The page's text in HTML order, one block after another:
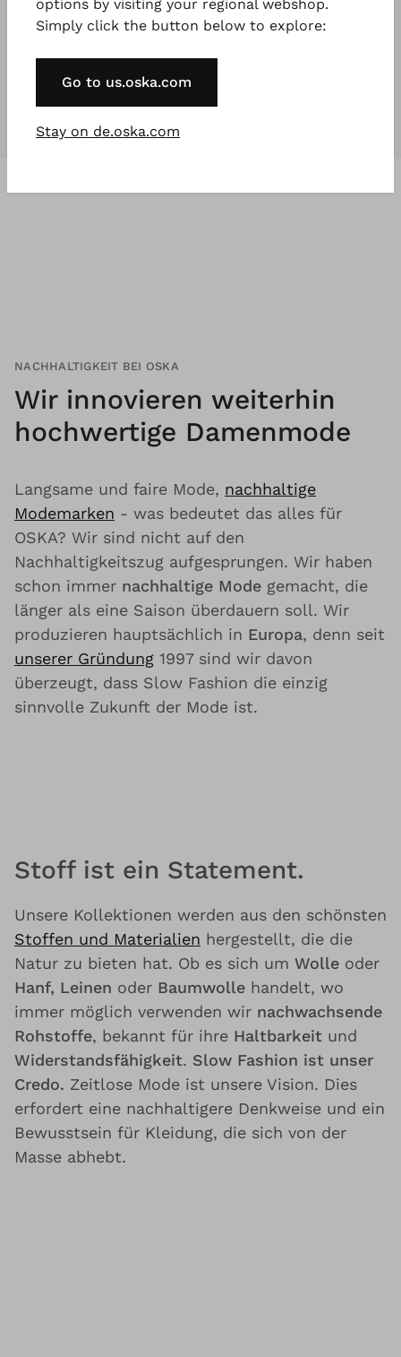
Unsere Kollektionensind fürjeden
der etwas Besonderes will.
NACHHALTIGKEIT BEI OSKA
Wir innovieren weiterhin
hochwertige Damenmode
Langsame und faire Mode, nachhaltige
Modemarken - was bedeutet das alles für
OSKA? Wir sind nicht auf den
Nachhaltigkeitszug aufgesprungen. Wir haben
schon immer nachhaltige Mode gemacht, die
länger als eine Saison überdauern soll. Wir
produzieren hauptsächlich in Europa, denn seit
unserer Gründung 1997 sind wir davon
überzeugt, dass Slow Fashion die einzig
sinnvolle Zukunft der Mode ist.
Stoff ist ein Statement.
Unsere Kollektionen werden aus den schönsten
Stoffen und Materialien hergestellt, die die
Natur zu bieten hat. Ob es sich um Wolle oder
Hanf, Leinen oder Baumwolle handelt, wo
immer möglich verwenden wir nachwachsende
Rohstoffe, bekannt für ihre Haltbarkeit und
Widerstandsfähigkeit. Slow Fashion ist unser
Credo. Zeitlose Mode ist unsere Vision. Dies
erfordert eine nachhaltigere Denkweise und ein
Bewusstsein für Kleidung, die sich von der
Masse abhebt.
options by visiting your regional webshop.
Simply click the button below to explore:
Go to us.oska.com
Stay on de.oska.com